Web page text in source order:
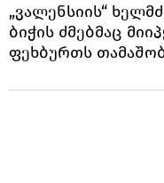
„ვალენსიის“
ბიჭის ძმებმაც
ფეხბურთს